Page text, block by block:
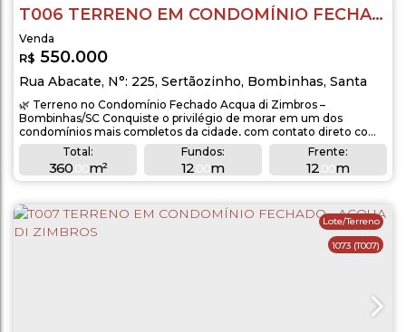
T006 TERRENO EM CONDOMÍNIO FECHADO - ACQUA DI ZIMBROS
R$ 550.000
Rua Abacate, N°: 225, Sertãozinho, Bombinhas, Santa
Total:
360 .00m²
Fundos:
12 .00m
Frente:
12 .00m
Lado Direito:
30.00m
Lado Esquerdo:
30.00m
🌿 Terreno no Condomínio Fechado Acqua di Zimbros –
Bombinhas/SC Conquiste o privilégio de morar em um dos
condomínios mais completos da cidade, com contato direto com
a natureza e infraestrutura de alto padrão. 📐 Detalhes do terreno:
Área total de 360 m² (aproximadamente 12 x 30 m) Lote plano,
limpo e aterrado, pronto para construir Localização privilegiada no
bairro...
1073 (T007)
Lote/Terreno